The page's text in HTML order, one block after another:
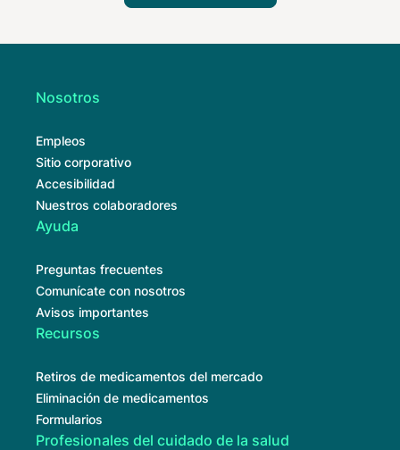
Nosotros
Empleos
Sitio corporativo
Accesibilidad
Nuestros colaboradores
Ayuda
Preguntas frecuentes
Comunícate con nosotros
Avisos importantes
Recursos
Retiros de medicamentos del mercado
Eliminación de medicamentos
Formularios
Profesionales del cuidado de la salud